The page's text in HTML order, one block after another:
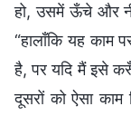
हो, उसमें ऊँचे और
“हालाँकि यह काम
है, पर यदि मैं इसे
दूसरों को ऐसा काम